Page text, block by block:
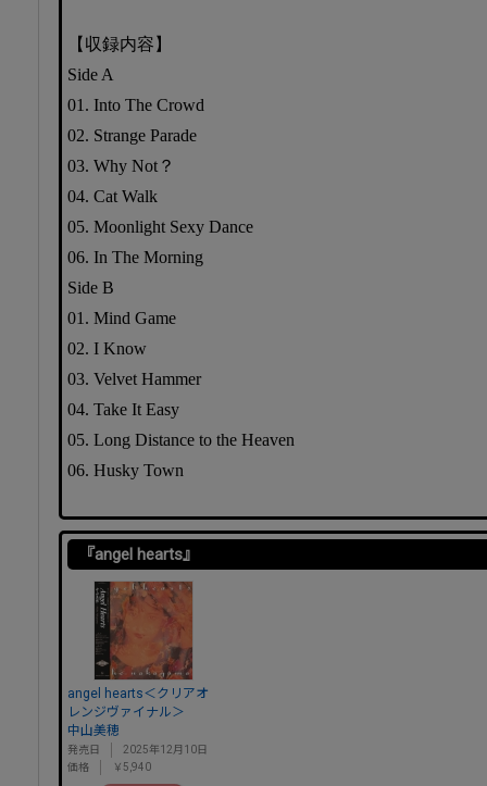
【収録内容】
Side A
01. Into The Crowd
02. Strange Parade
03. Why Not？
04. Cat Walk
05. Moonlight Sexy Dance
06. In The Morning
Side B
01. Mind Game
02. I Know
03. Velvet Hammer
04. Take It Easy
05. Long Distance to the Heaven
06. Husky Town
『angel hearts』
angel hearts＜クリアオ
レンジヴァイナル＞
中山美穂
発売日
2025年12月10日
価格
￥5,940